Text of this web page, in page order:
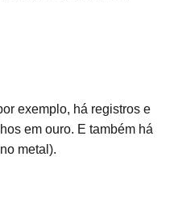
exemplo, há registros e
em ouro. E também há
metal).